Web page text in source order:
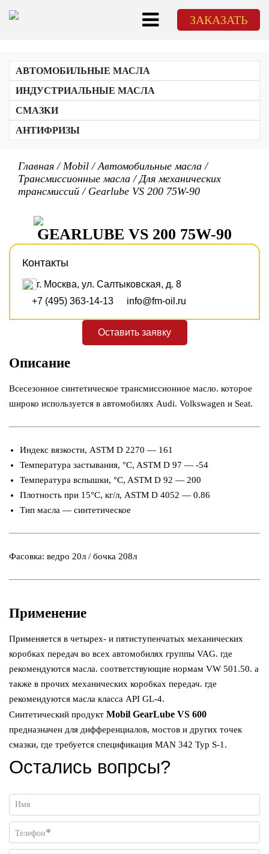
ЗАКАЗАТЬ
АВТОМОБИЛЬНЫЕ МАСЛА
Для легкового транспорта
Для грузового транспорта
Трансмиссионные масла
ATF
Для механических трансмиссий
ИНДУСТРИАЛЬНЫЕ МАСЛА
СОЖи
Гидравлические масла
Для холодильных установок
Редукторные масла
Для газовых двигателей
Тракторные масла
Турбинные масла
СМАЗКИ
АНТИФРИЗЫ
Главная /Mobil /Автомобильные масла /
Трансмиссионные масла /Для механических
трансмиссий / Gearlube VS 200 75W-90
GEARLUBE VS 200 75W-90
Контакты
г. Москва, ул. Салтыковская, д. 8
+7 (495) 363-14-13
info@fm-oil.ru
Оставить заявку
Описание
Всесезонное синтетическое трансмиссионное масло. которое
широко используется в автомобилях Audi. Volkswagen и Seat.
Индекс вязкости, ASTM D 2270 — 161
Температура застывания, °C, ASTM D 97 — -54
Температура вспышки, °C, ASTM D 92 — 200
Плотность при 15°С, кг/л, ASTM D 4052 — 0.86
Тип масла — синтетическое
Фасовка: ведро 20л / бочка 208л
Применение
Применяется в четырех- и пятиступенчатых механических
коробках передач во всех автомобилях группы VAG. где
рекомендуются масла. соответствующие нормам VW 501.50. а
также в прочих механических коробках передач. где
рекомендуются масла класса API GL-4.
Синтетический продукт Mobil GearLube VS 600
предназначен для дифференциалов, мостов и других точек
смазки, где требуется спецификация MAN 342 Typ S-1.
Остались вопрсы?
Имя
Телефон*